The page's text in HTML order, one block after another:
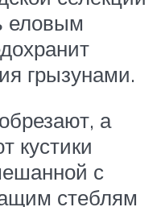
еловым
грызунами.
а
кустики
с
стеблям